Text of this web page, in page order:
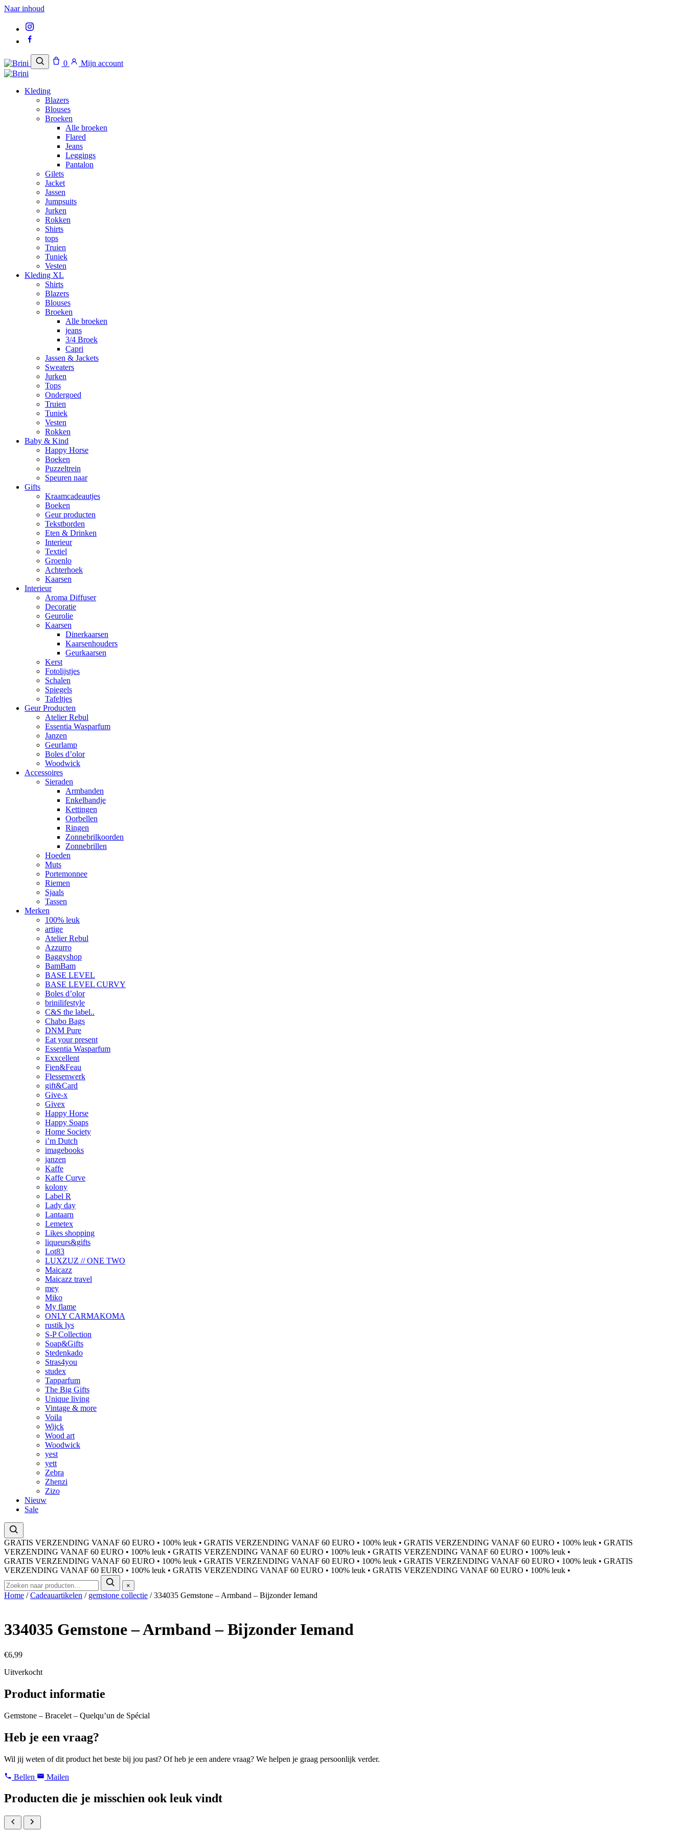
Naar inhoud
0 Mijn account
Kleding
Blazers
Blouses
Broeken
Alle broeken
Flared
Jeans
Leggings
Pantalon
Gilets
Jacket
Jassen
Jumpsuits
Jurken
Rokken
Shirts
tops
Truien
Tuniek
Vesten
Kleding XL
Shirts
Blazers
Blouses
Broeken
Alle broeken
jeans
3/4 Broek
Capri
Jassen & Jackets
Sweaters
Jurken
Tops
Ondergoed
Truien
Tuniek
Vesten
Rokken
Baby & Kind
Happy Horse
Boeken
Puzzeltrein
Speuren naar
Gifts
Kraamcadeautjes
Boeken
Geur producten
Tekstborden
Eten & Drinken
Interieur
Textiel
Groenlo
Achterhoek
Kaarsen
Interieur
Aroma Diffuser
Decoratie
Geurolie
Kaarsen
Dinerkaarsen
Kaarsenhouders
Geurkaarsen
Kerst
Fotolijstjes
Schalen
Spiegels
Tafeltjes
Geur Producten
Atelier Rebul
Essentia Wasparfum
Janzen
Geurlamp
Boles d’olor
Woodwick
Accessoires
Sieraden
Armbanden
Enkelbandje
Kettingen
Oorbellen
Ringen
Zonnebrilkoorden
Zonnebrillen
Hoeden
Muts
Portemonnee
Riemen
Sjaals
Tassen
Merken
100% leuk
artige
Atelier Rebul
Azzurro
Baggyshop
BamBam
BASE LEVEL
BASE LEVEL CURVY
Boles d’olor
brinilifestyle
C&S the label..
Chabo Bags
DNM Pure
Eat your present
Essentia Wasparfum
Exxcellent
Fien&Feau
Flessenwerk
gift&Card
Give-x
Givex
Happy Horse
Happy Soaps
Home Society
i’m Dutch
imagebooks
janzen
Kaffe
Kaffe Curve
kolony
Label R
Lady day
Lantaarn
Lemetex
Likes shopping
liqueurs&gifts
Lot83
LUXZUZ // ONE TWO
Maicazz
Maicazz travel
mey
Miko
My flame
ONLY CARMAKOMA
rustik lys
S-P Collection
Soap&Gifts
Stedenkado
Stras4you
studex
Tapparfum
The Big Gifts
Unique living
Vintage & more
Voila
Wijck
Wood art
Woodwick
yest
yett
Zebra
Zhenzi
Zizo
Nieuw
Sale
GRATIS VERZENDING VANAF 60 EURO • 100% leuk • GRATIS VERZENDING VANAF 60 EURO • 100% leuk • GRATIS VERZENDING VANAF 60 EURO • 100% leuk • GRATIS
VERZENDING VANAF 60 EURO • 100% leuk • GRATIS VERZENDING VANAF 60 EURO • 100% leuk • GRATIS VERZENDING VANAF 60 EURO • 100% leuk •
GRATIS VERZENDING VANAF 60 EURO • 100% leuk • GRATIS VERZENDING VANAF 60 EURO • 100% leuk • GRATIS VERZENDING VANAF 60 EURO • 100% leuk • GRATIS
VERZENDING VANAF 60 EURO • 100% leuk • GRATIS VERZENDING VANAF 60 EURO • 100% leuk • GRATIS VERZENDING VANAF 60 EURO • 100% leuk •
×
Home /Cadeauartikelen / gemstone collectie / 334035 Gemstone – Armband – Bijzonder Iemand
334035 Gemstone – Armband – Bijzonder Iemand
€6,99
Uitverkocht
Product informatie
Gemstone – Bracelet – Quelqu’un de Spécial
Heb je een vraag?
Wil jij weten of dit product het beste bij jou past? Of heb je een andere vraag? We helpen je graag persoonlijk verder.
Bellen Mailen
Producten die je misschien ook leuk vindt